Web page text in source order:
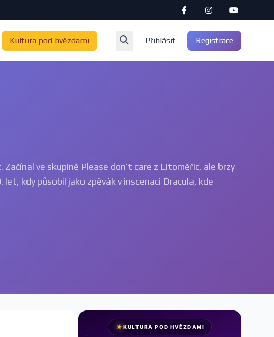
Kultura pod hvězdami Přihlásit Registrace
ve skupině Please don’t care z Litoměřic, ale brzy
kdy působil jako zpěvák v inscenaci Dracula, kde
★KULTURA POD HVĚZDAMI